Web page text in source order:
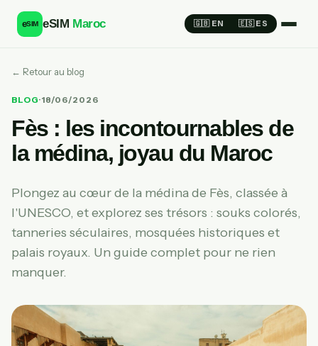
eSIM eSIM Maroc 🇬🇧 EN 🇪🇸 ES
← Retour au blog
BLOG·18/06/2026
Fès : les incontournables de
la médina, joyau du Maroc
Plongez au cœur de la médina de Fès, classée à
l'UNESCO, et explorez ses trésors : souks colorés,
tanneries séculaires, mosquées historiques et
palais royaux. Un guide complet pour ne rien
manquer.